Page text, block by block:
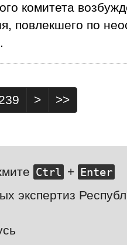
комитета
повлекшего по
> >>
Ctrl + Enter
экспертиз